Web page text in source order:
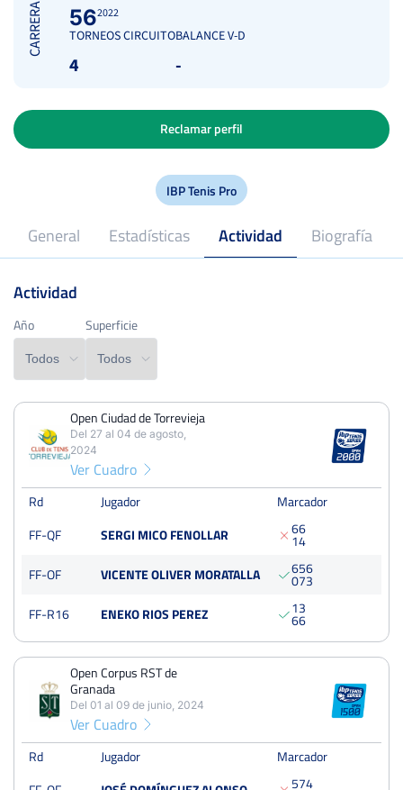
CARRERA 562022
TORNEOS CIRCUITO
4
BALANCE V-D
-
IBP Tenis Pro
General Estadísticas Actividad Biografía
Reclamar perfil
Profesional desde
Año Superficie
PERDIDOS PARTIDOS
8 22
PERDIDOS SETS
21 30
PERDIDOS JUEGOS GANADOS
248
Open Ciudad de Torrevieja
Del 27 al 04 de agosto, 2024
Cuartos
250 Puntos
Open Corpus RST de Granada
Del 01 al 09 de junio, 2024
Actividad
Año Superficie
Open Ciudad de Torrevieja
Del 27 al 04 de agosto,
2024
Ver Cuadro
Rd Jugador
Marcador
FF-QF
SERGI MICO FENOLLAR 6
1
6
4
FF-OF
VICENTE OLIVER MORATALLA 6
0
5
7
6
3
FF-R16
ENEKO RIOS PEREZ 1
6
3
6
Open Corpus RST de
Granada
Del 01 al 09 de junio, 2024
Ver Cuadro
Rd Jugador
Marcador
574